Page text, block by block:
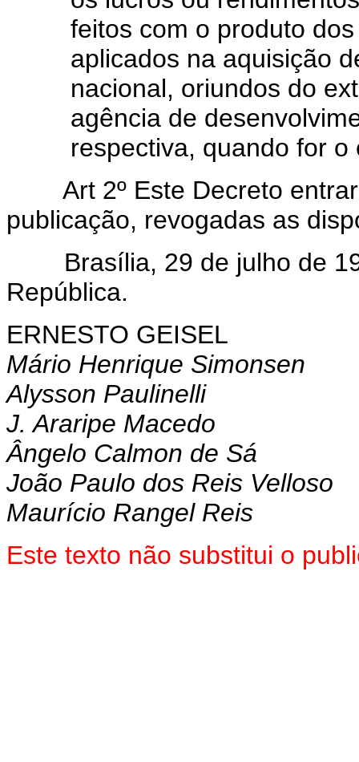
feitos com o produto
aplicados na aquisição
nacional, oriundos do
agência de
respectiva, quando for o
Art 2º Este Decreto
publicação, revogadas as
Brasília, 29 de julho de
República.
ERNESTO GEISEL
Mário Henrique Simonsen
Alysson Paulinelli
J. Araripe Macedo
Ângelo Calmon de Sá
João Paulo dos Reis Velloso
Maurício Rangel Reis
Este texto não substitui o